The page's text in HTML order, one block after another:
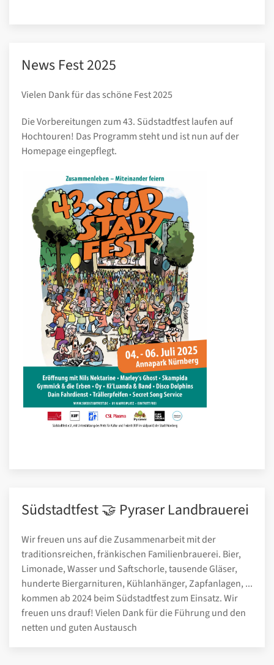
News Fest 2025
Vielen Dank für das schöne Fest 2025
Die Vorbereitungen zum 43. Südstadtfest laufen auf
Hochtouren! Das Programm steht und ist nun auf der
Homepage eingepflegt.
Südstadtfest 🤝 Pyraser Landbrauerei
Wir freuen uns auf die Zusammenarbeit mit der
traditionsreichen, fränkischen Familienbrauerei. Bier,
Limonade, Wasser und Saftschorle, tausende Gläser,
hunderte Biergarnituren, Kühlanhänger, Zapfanlagen, ...
kommen ab 2024 beim Südstadtfest zum Einsatz. Wir
freuen uns drauf! Vielen Dank für die Führung und den
netten und guten Austausch